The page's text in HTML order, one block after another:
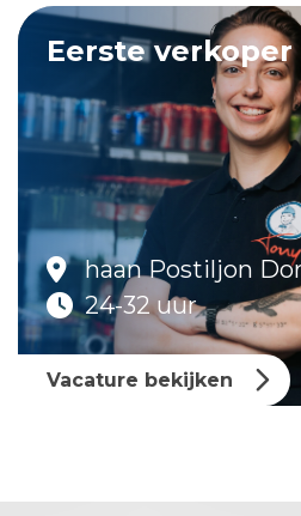
Eerste verkoper
haan Postiljon
24-32 uur
Vacature bekijken